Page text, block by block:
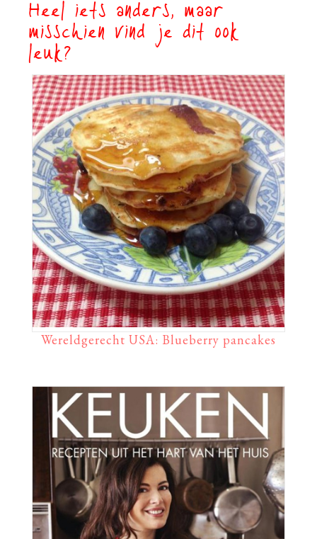
Heel iets anders, maar
misschien vind je dit ook
leuk?
Wereldgerecht USA: Blueberry pancakes